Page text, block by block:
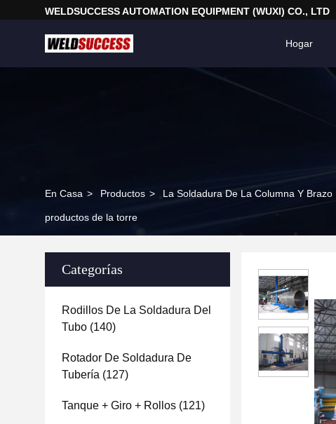
WELDSUCCESS AUTOMATION EQUIPMENT (WUXI) CO., LTD
Hogar
En Casa > Productos > La Soldadura De La Columna Y Brazo
productos de la torre
Categorías
Rodillos De La Soldadura Del
Tubo (140)
Rotador De Soldadura De
Tubería (127)
Tanque + Giro + Rollos (121)